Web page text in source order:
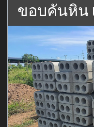
ขอบคันหิน